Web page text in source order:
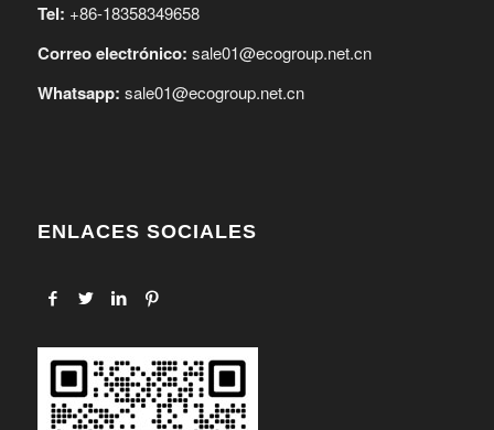
Tel: +86-18358349658
Correo electrónico: sale01@ecogroup.net.cn
Whatsapp: sale01@ecogroup.net.cn
ENLACES SOCIALES